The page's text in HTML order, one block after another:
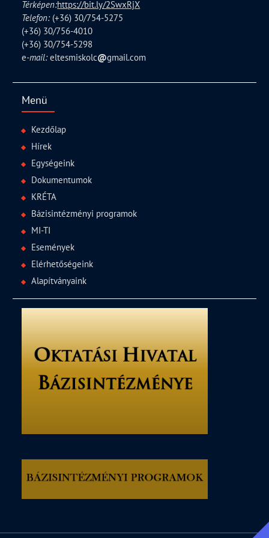
Térképen:https://bit.ly/2SwxRjX
Telefon:(+36) 30/754-5275
(+36) 30/756-4010
(+36) 30/754-5298
e-mail:eltesmiskolc@gmail.com
Menü
Kezdőlap
Hírek
Egységeink
Dokumentumok
KRÉTA
Bázisintézményi programok
MI-TI
Események
Elérhetőségeink
Alapítványaink